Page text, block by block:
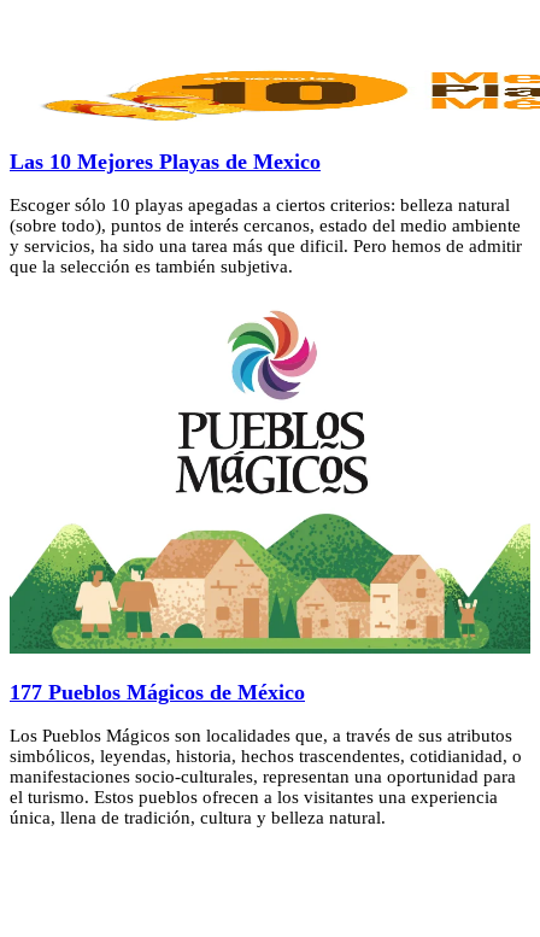
Las 10 Mejores Playas de Mexico
Escoger sólo 10 playas apegadas a ciertos criterios: belleza natural
(sobre todo), puntos de interés cercanos, estado del medio ambiente
y servicios, ha sido una tarea más que dificil. Pero hemos de admitir
que la selección es también subjetiva.
177 Pueblos Mágicos de México
Los Pueblos Mágicos son localidades que, a través de sus atributos
simbólicos, leyendas, historia, hechos trascendentes, cotidianidad, o
manifestaciones socio-culturales, representan una oportunidad para
el turismo. Estos pueblos ofrecen a los visitantes una experiencia
única, llena de tradición, cultura y belleza natural.